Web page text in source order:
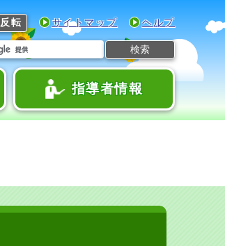
反転 サイトマップ ヘルプ
検索
指導者情報